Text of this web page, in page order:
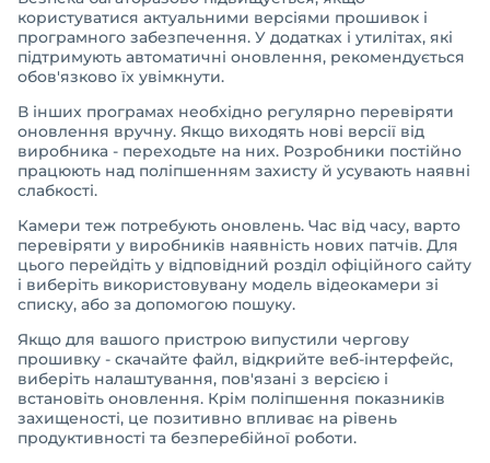
користуватися актуальними версіями прошивок і
програмного забезпечення. У додатках і утилітах, які
підтримують автоматичні оновлення, рекомендується
обов'язково їх увімкнути.
В інших програмах необхідно регулярно перевіряти
оновлення вручну. Якщо виходять нові версії від
виробника - переходьте на них. Розробники постійно
працюють над поліпшенням захисту й усувають наявні
слабкості.
Камери теж потребують оновлень. Час від часу, варто
перевіряти у виробників наявність нових патчів. Для
цього перейдіть у відповідний розділ офіційного сайту
і виберіть використовувану модель відеокамери зі
списку, або за допомогою пошуку.
Якщо для вашого пристрою випустили чергову
прошивку - скачайте файл, відкрийте веб-інтерфейс,
виберіть налаштування, пов'язані з версією і
встановіть оновлення. Крім поліпшення показників
захищеності, це позитивно впливає на рівень
продуктивності та безперебійної роботи.